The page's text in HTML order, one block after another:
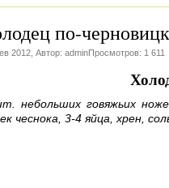
по-
2012, Автор: adminПросмотров: 1 611
небольших говяжьих
чеснока, 3-4 яйца, хрен,